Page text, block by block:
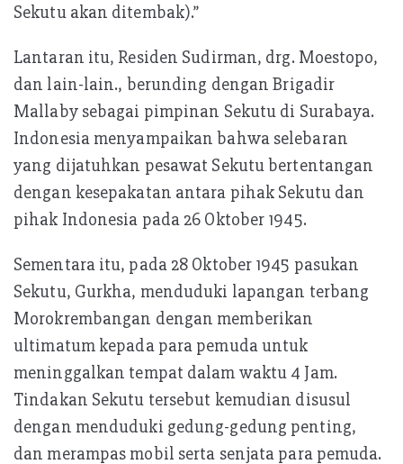
Sekutu akan ditembak).”
Lantaran itu, Residen Sudirman, drg. Moestopo,
dan lain-lain., berunding dengan Brigadir
Mallaby sebagai pimpinan Sekutu di Surabaya.
Indonesia menyampaikan bahwa selebaran
yang dijatuhkan pesawat Sekutu bertentangan
dengan kesepakatan antara pihak Sekutu dan
pihak Indonesia pada 26 Oktober 1945.
Sementara itu, pada 28 Oktober 1945 pasukan
Sekutu, Gurkha, menduduki lapangan terbang
Morokrembangan dengan memberikan
ultimatum kepada para pemuda untuk
meninggalkan tempat dalam waktu 4 Jam.
Tindakan Sekutu tersebut kemudian disusul
dengan menduduki gedung-gedung penting,
dan merampas mobil serta senjata para pemuda.